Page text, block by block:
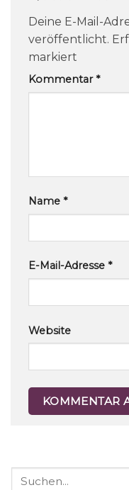
Deine E-Mail-
veröffentlicht.
markiert
Kommentar*
Name *
E-Mail-Adresse *
Website